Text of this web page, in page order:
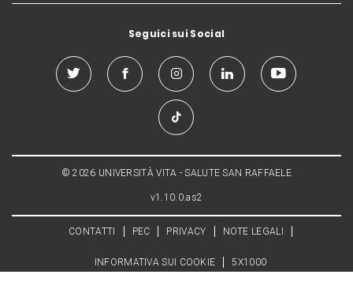
Seguici sui Social
© 2026 UNIVERSITÀ VITA - SALUTE SAN RAFFAELE
v1.10.0.as2
CONTATTI PEC PRIVACY NOTE LEGALI
INFORMATIVA SUI COOKIE 5X1000